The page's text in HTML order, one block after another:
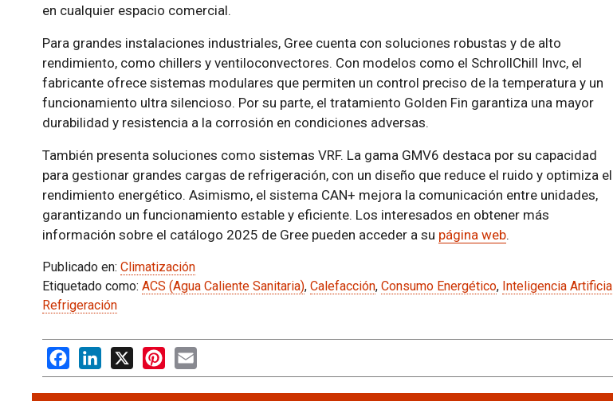
en cualquier espacio comercial.
Para grandes instalaciones industriales, Gree cuenta con soluciones robustas y de alto
rendimiento, como chillers y ventiloconvectores. Con modelos como el SchrollChill Invc, el
fabricante ofrece sistemas modulares que permiten un control preciso de la temperatura y un
funcionamiento ultra silencioso. Por su parte, el tratamiento Golden Fin garantiza una mayor
durabilidad y resistencia a la corrosión en condiciones adversas.
También presenta soluciones como sistemas VRF. La gama GMV6 destaca por su capacidad
para gestionar grandes cargas de refrigeración, con un diseño que reduce el ruido y optimiza el
rendimiento energético. Asimismo, el sistema CAN+ mejora la comunicación entre unidades,
garantizando un funcionamiento estable y eficiente. Los interesados en obtener más
información sobre el catálogo 2025 de Gree pueden acceder a su página web.
Publicado en: Climatización
Etiquetado como: ACS (Agua Caliente Sanitaria), Calefacción, Consumo Energético, Inteligencia Artificial
Refrigeración
FacebookLinkedIn Pinterest